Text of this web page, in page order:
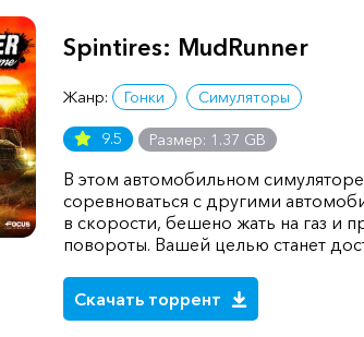
Spintires: MudRunner
Жанр: Гонки Симуляторы
9.5 Размер: 1.37 GB
В этом автомобильном
соревноваться с другими
в скорости, бешено жать на газ и
повороты. Вашей целью станет
Скачать торрент